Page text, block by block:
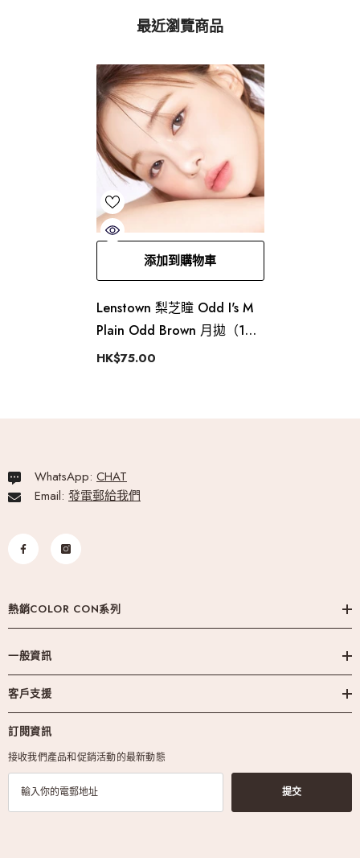
最近瀏覽商品
添加到購物車
Lenstown 梨芝瞳 Odd I's M
Plain Odd Brown 月拋（1
片）
HK$75.00
WhatsApp: CHAT
Email: 發電郵給我們
熱銷COLOR CON系列
一般資訊
客戶支援
訂閱資訊
接收我們產品和促銷活動的最新動態
提交